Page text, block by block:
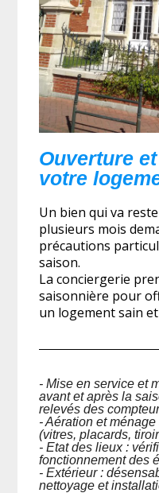
Ouverture
votre
Un bien qui va
plusieurs mois
précautions
saison.
La conciergerie
saisonnière pour
un logement sain
- Mise en service et
avant et après la
relevés des
- Aération et
(vitres, placards,
- Etat des lieux :
fonctionnement des
- Extérieur :
nettoyage et